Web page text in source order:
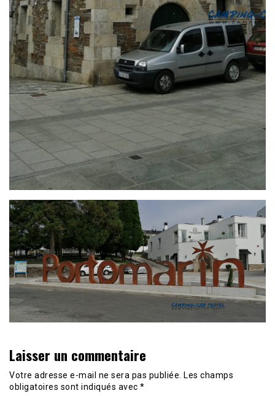
Laisser un commentaire
Votre adresse e-mail ne sera pas publiée.
Les champs
obligatoires sont indiqués avec *